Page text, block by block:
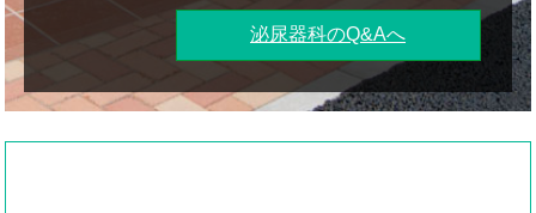
泌尿器科のQ&Aへ